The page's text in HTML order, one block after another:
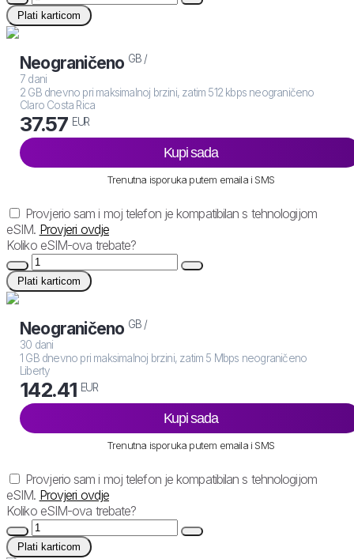
Plati karticom
Neograničeno GB /
7 dani
2 GB dnevno pri maksimalnoj brzini, zatim 512 kbps neograničeno
Claro Costa Rica
37.57 EUR
Kupi sada
Trenutna isporuka putem emaila i SMS
Provjerio sam i moj telefon je kompatibilan s tehnologijom
eSIM. Provjeri ovdje
Koliko eSIM-ova trebate?
Plati karticom
Neograničeno GB /
30 dani
1 GB dnevno pri maksimalnoj brzini, zatim 5 Mbps neograničeno
Liberty
142.41 EUR
Kupi sada
Trenutna isporuka putem emaila i SMS
Provjerio sam i moj telefon je kompatibilan s tehnologijom
eSIM. Provjeri ovdje
Koliko eSIM-ova trebate?
Plati karticom